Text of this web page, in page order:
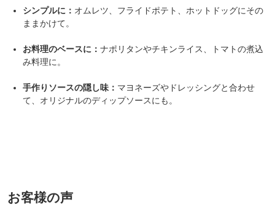
シンプルに： オムレツ、フライドポテト、ホットドッグにその
ままかけて。
お料理のベースに： ナポリタンやチキンライス、トマトの煮込
み料理に。
手作りソースの隠し味： マヨネーズやドレッシングと合わせ
て、オリジナルのディップソースにも。
お客様の声